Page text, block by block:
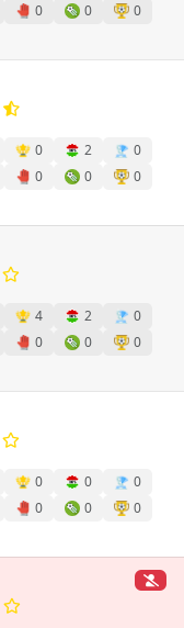
0 0
0
0 2
0
0 0
0
4 2
0
0 0
0
0 0
0
0 0
0